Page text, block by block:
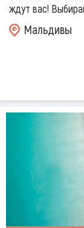
ждут вас!
Мальдивы